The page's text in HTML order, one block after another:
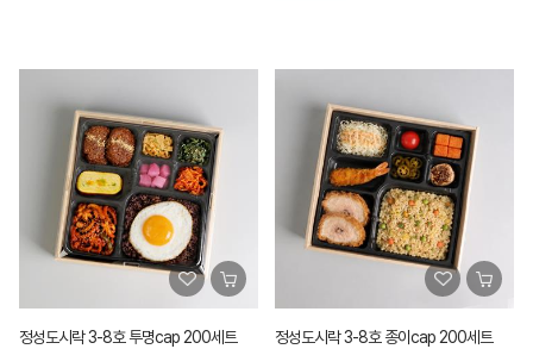
정성도시락 3-8호 투명cap 200세트 정성도시락 3-8호 종이cap 200세트